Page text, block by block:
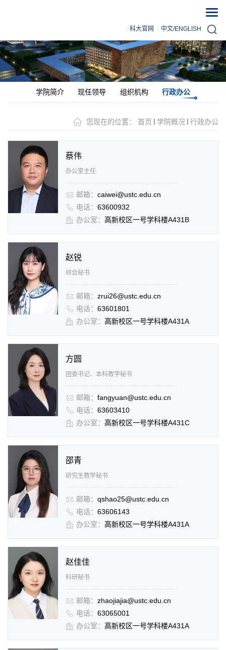
科大官网 中文/ENGLISH
学院简介 现任领导 组织机构 行政办公
您现在的位置： 首页 学院概况 行政办公
蔡伟
办公室主任
邮箱： caiwei@ustc.edu.cn
电话： 63600932
办公室： 高新校区一号学科楼A431B
赵锐
综合秘书
邮箱： zrui26@ustc.edu.cn
电话： 63601801
办公室： 高新校区一号学科楼A431A
方圆
团委书记、本科教学秘书
邮箱： fangyuan@ustc.edu.cn
电话： 63603410
办公室： 高新校区一号学科楼A431C
邵青
研究生教学秘书
邮箱： qshao25@ustc.edu.cn
电话： 63606143
办公室： 高新校区一号学科楼A431A
赵佳佳
科研秘书
邮箱： zhaojiajia@ustc.edu.cn
电话： 63065001
办公室： 高新校区一号学科楼A431A